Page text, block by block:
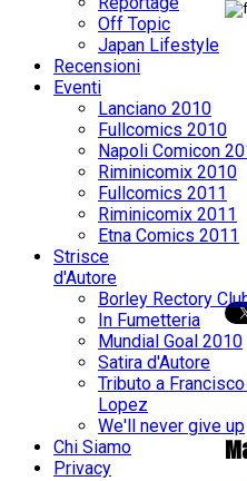
Off Topic
Japan Lifestyle
Recensioni
Eventi
Lanciano 2010
Fullcomics 2010
Napoli Comicon
Riminicomix 2010
Fullcomics 2011
Riminicomix 2011
Etna Comics 2011
Strisce
d'Autore
Borley Rectory
In Fumetteria
Mundial Goal 2010
Satira d'Autore
Tributo a
Lopez
We'll never give up
Chi Siamo
Privacy